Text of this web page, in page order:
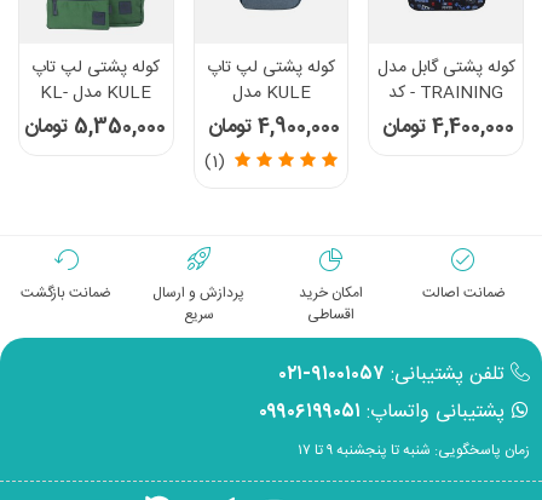
کوله پشتی گابل مدل
TRAINING - کد
234902001
4,400,000 تومان
کوله پشتی لپ تاپ
KULE مدل
KL15010 مناسب
برای لپ تاپ 15.6
اینچی
4,900,000 تومان
(1)
کوله پشتی لپ تاپ
KULE مدل KL-
1504PLUS مناسب
برای لپ تاپ 15.6 5,350,000 تومان
ضمانت اصالت
امکان خرید
اقساطی
پردازش و ارسال
سریع
ضمانت بازگشت
تلفن پشتیبانی: ۹۱۰۰۱۰۵۷-۰۲۱
پشتیبانی واتساپ: ۰۹۹۰۶۱۹۹۰۵۱
زمان پاسخگویی: شنبه تا پنجشنبه ۹ تا ۱۷